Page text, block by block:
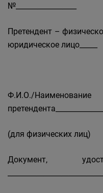
№_________________
Претендент –
юридическое лицо_____
Ф.И.О./Наименование
(для физических лиц)
Документ,